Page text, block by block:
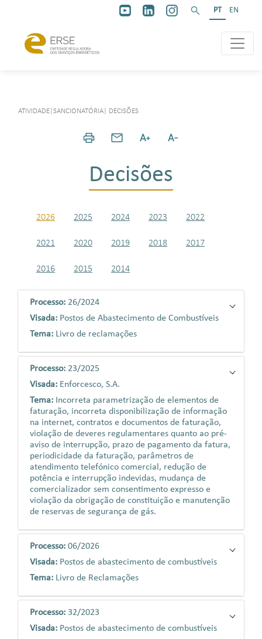
PT EN
ATIVIDADE SANCIONATÓRIA DECISÕES
Decisões
2026 2025 2024 2023 2022
2021 2020 2019 2018 2017
2016 2015 2014
Processo: 26/2024
Visada: Postos de Abastecimento de Combustíveis
Tema: Livro de reclamações
Processo: 23/2025
Visada: Enforcesco, S.A.
Tema: Incorreta parametrização de elementos de
faturação, incorreta disponibilização de informação
na internet, contratos e documentos de faturação,
violação de deveres regulamentares quanto ao pré-
aviso de interrupção, prazo de pagamento da fatura,
periodicidade da faturação, parâmetros de
atendimento telefónico comercial, redução de
potência e interrupção indevidas, mudança de
comercializador sem consentimento expresso e
violação da obrigação de constituição e manutenção
de reservas de segurança de gás.
Processo: 06/2026
Visada: Postos de abastecimento de combustíveis
Tema: Livro de Reclamações
Processo: 32/2023
Visada: Postos de abastecimento de combustíveis